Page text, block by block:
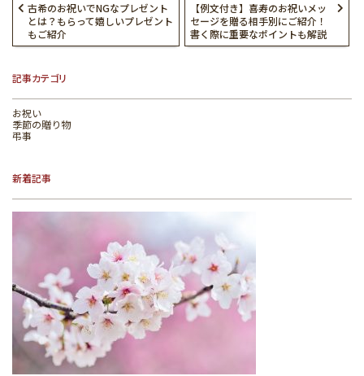
古希のお祝いでNGなプレゼント
とは？もらって嬉しいプレゼント
もご紹介
【例文付き】喜寿のお祝いメッ
セージを贈る相手別にご紹介！
書く際に重要なポイントも解説
記事カテゴリ
お祝い
季節の贈り物
弔事
新着記事